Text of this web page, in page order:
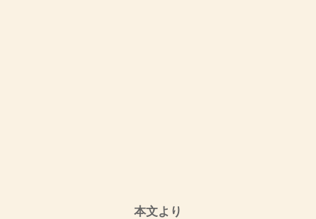
本文より